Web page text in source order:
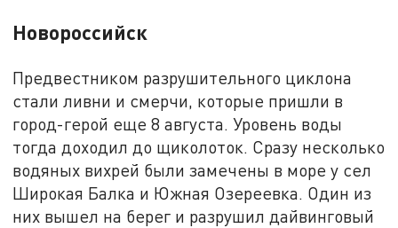
Новороссийск
Предвестником разрушительного циклона
стали ливни и смерчи, которые пришли в
город-герой еще 8 августа. Уровень воды
тогда доходил до щиколоток. Сразу несколько
водяных вихрей были замечены в море у сел
Широкая Балка и Южная Озереевка. Один из
них вышел на берег и разрушил дайвинговый